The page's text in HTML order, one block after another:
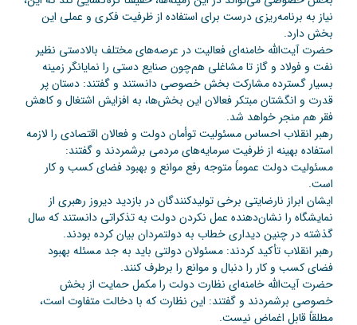
نیاز به برنامه‌ریزی درست برای استفاده از ظرفیت فکری و عملی این
بخش دارد.
حضرت آیت‌الله خامنه‌ای فعالیت در عرصه‌های مختلف بالادستی نظیر
نفت و فولاد و گاز تا مشاغلی هم‌چون صنایع دستی را نمایانگر زمینه
بسیار گسترده مشارکت بخش خصوصی دانستند و گفتند: دستان پر
قدرت و انگشتان مبتکر فعالان این بخش‌ها، به افزایش اشتغال و کاهش
فقر هم منجر خواهد شد.
رهبر انقلاب احساس مسئولیت توأمان دولت و فعالان اقتصادی را لازمه
استفاده بهینه از ظرفیت سرمایه‌های مردمی برشمردند و گفتند:
مسئولیت دولت عموماً متوجه رفع موانع و بهبود فضای کسب و کار
است.
ایشان ابراز نارضایتی برخی تولیدکنندگان در بازدید دیروز رهبری از
نمایشگاه را نشان‌دهنده عمل نکردن دولت به تذکراتی دانستند که سال
گذشته در چنین دیداری خطاب به دولتمردان بیان کرده بودند.
رهبر انقلاب تأکید کردند: مسئولان دولتی باید به جد مسئله بهبود
فضای کسب و کار را دنبال و موانع را برطرف کنند.
حضرت آیت‌الله خامنه‌ای نظارت دولت را مکمل حمایت از بخش
خصوصی برشمردند و گفتند: این نظارت که با دخالت متفاوت است،
مطلقاً قابل اغماض نیست.